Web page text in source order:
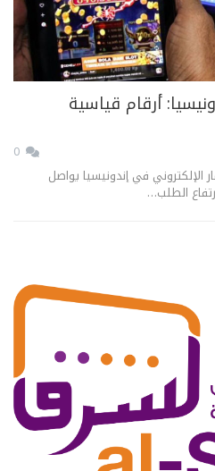
أرقام قياسية
الإلكتروني في إندونيسيا يواصل
الطلب…